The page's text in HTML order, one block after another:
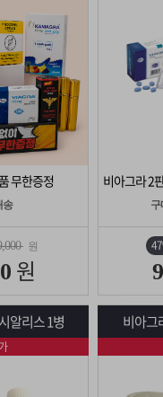
구정 연휴]설 연휴 배송 및 휴무 안
무한증정
송
원
원
구
알리스 1병 비아그